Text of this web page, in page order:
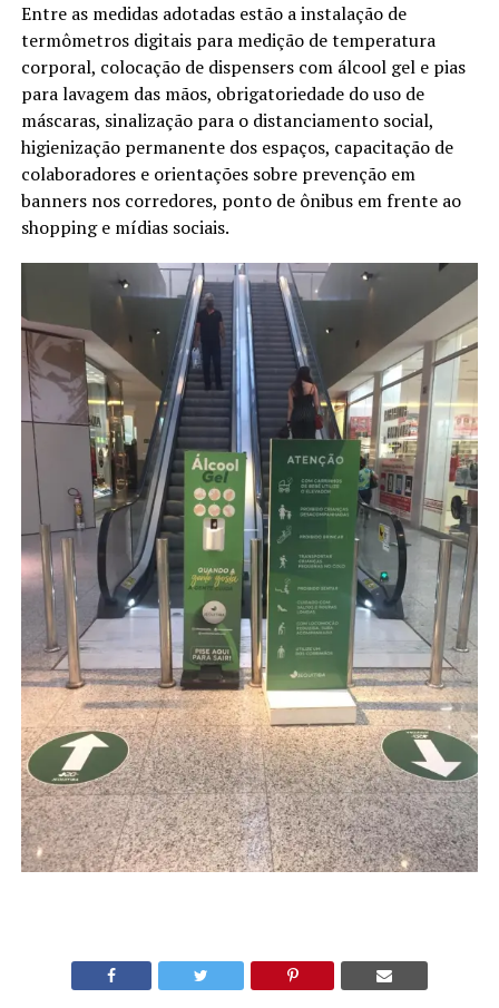
Entre as medidas adotadas estão a instalação de
termômetros digitais para medição de temperatura
corporal, colocação de dispensers com álcool gel e pias
para lavagem das mãos, obrigatoriedade do uso de
máscaras, sinalização para o distanciamento social,
higienização permanente dos espaços, capacitação de
colaboradores e orientações sobre prevenção em
banners nos corredores, ponto de ônibus em frente ao
shopping e mídias sociais.